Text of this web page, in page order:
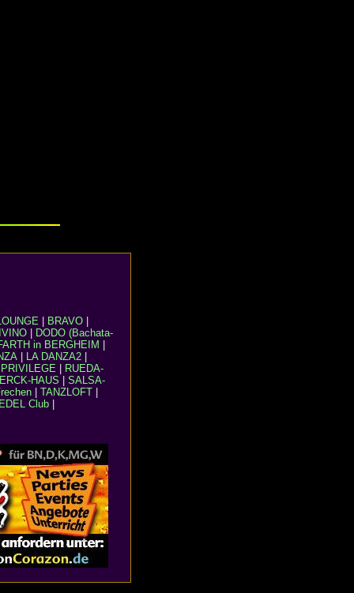
BRAVO
|
DODO (Bachata-
in BERGHEIM
| LA DANZA2|
PRIVILEGE
RUEDA-
HAUS
SALSA-
TANZLOFT
Club